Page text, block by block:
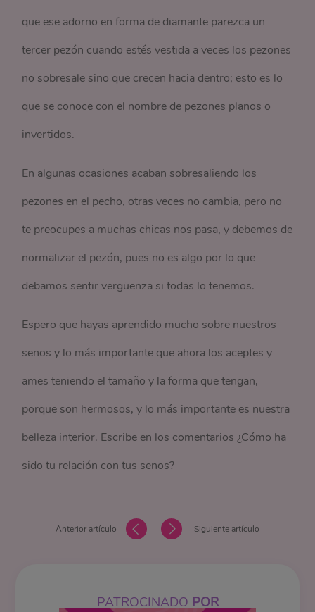
que ese adorno en forma de diamante parezca un
tercer pezón cuando estés vestida a veces los pezones
no sobresale sino que crecen hacia dentro; esto es lo
que se conoce con el nombre de pezones planos o
invertidos.
En algunas ocasiones acaban sobresaliendo los
pezones en el pecho, otras veces no cambia, pero no
te preocupes a muchas chicas nos pasa, y debemos de
normalizar el pezón, pues no es algo por lo que
debamos sentir vergüenza si todas lo tenemos.
Espero que hayas aprendido mucho sobre nuestros
senos y lo más importante que ahora los aceptes y
ames teniendo el tamaño y la forma que tengan,
porque son hermosos, y lo más importante es nuestra
belleza interior. Escribe en los comentarios ¿Cómo ha
sido tu relación con tus senos?
Anterior artículo Siguiente artículo
PATROCINADO POR